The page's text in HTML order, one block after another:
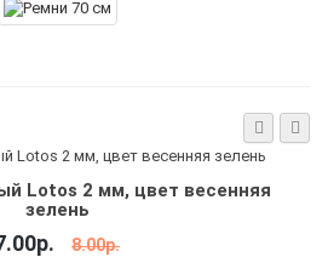
Lotos 2 мм, цвет весенняя
зелень
8.00р.